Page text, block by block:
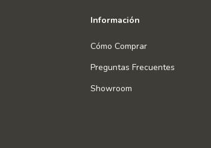
Información
Cómo Comprar
Preguntas Frecuentes
Showroom